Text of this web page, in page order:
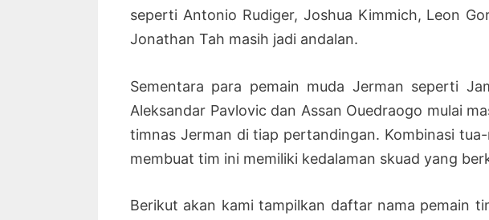
seperti Antonio Rudiger, Joshua Kimmich, Leon
Jonathan Tah masih jadi andalan.
Sementara para pemain muda Jerman seperti
Aleksandar Pavlovic dan Assan Ouedraogo mulai
timnas Jerman di tiap pertandingan. Kombinasi
membuat tim ini memiliki kedalaman skuad yang
Berikut akan kami tampilkan daftar nama pemain